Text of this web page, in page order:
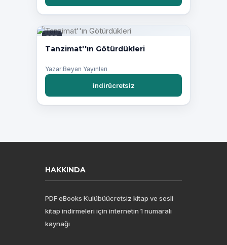
PDF
Tanzimat''ın Götürdükleri
Yazar:Beyan Yayınları
indirücretsiz
HAKKINDA
PDF eBooks Kulübüücretsiz kitap ve sesli
kitap indirmeleri için internetin 1 numaralı
kaynağı